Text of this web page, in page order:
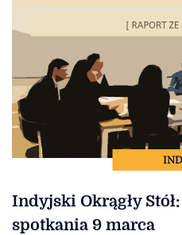
Indyjski Okrągły
spotkania 9 marca